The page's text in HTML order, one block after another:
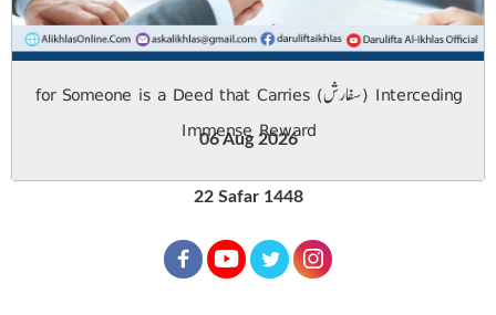
Interceding (سفارش) for Someone is a Deed that Carries
Immense Reward
06 Aug 2026
22 Safar 1448